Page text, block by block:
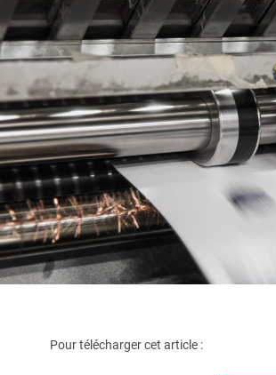
Pour télécharger cet article :